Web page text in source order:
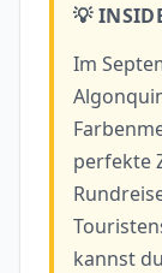
💡
Im
perfekte
kannst